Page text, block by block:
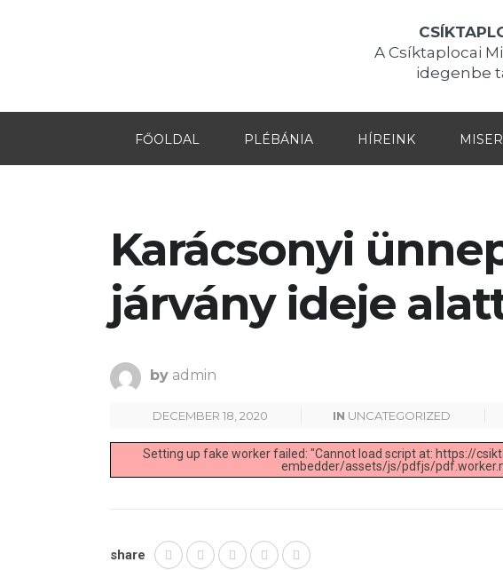
A Csíktaplocai
idegenbe
FŐOLDAL PLÉBÁNIA HÍREINK
Karácsonyi
járvány ideje
by admin
DECEMBER 18, 2020 IN UNCATEGORIZED
Setting up fake worker failed: "Cannot load script at: https://
embedder/assets/js/pdfjs/
share